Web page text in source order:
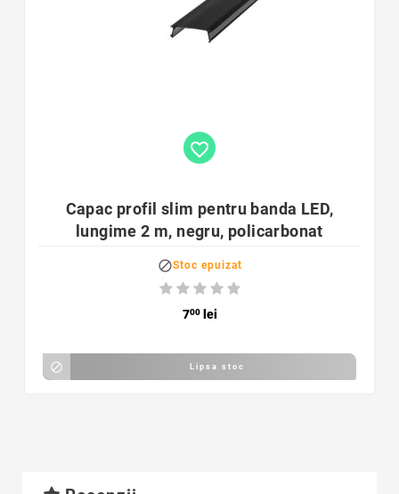
favorite_border
Capac profil slim pentru banda LED,
lungime 2 m, negru, policarbonat
Stoc epuizat
700lei
 Lipsa stoc